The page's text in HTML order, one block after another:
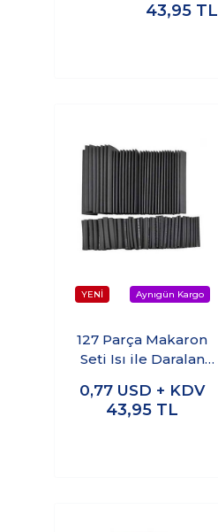
43,95 TL
127 Parça Makaron
Seti Isı ile Daralan
0,77 USD + KDV
43,95 TL